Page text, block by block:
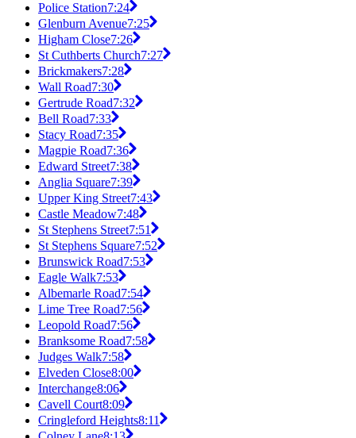
Police Station7:24
Glenburn Avenue7:25
Higham Close7:26
St Cuthberts Church7:27
Brickmakers7:28
Wall Road7:30
Gertrude Road7:32
Bell Road7:33
Stacy Road7:35
Magpie Road7:36
Edward Street7:38
Anglia Square7:39
Upper King Street7:43
Castle Meadow7:48
St Stephens Street7:51
St Stephens Square7:52
Brunswick Road7:53
Eagle Walk7:53
Albemarle Road7:54
Lime Tree Road7:56
Leopold Road7:56
Branksome Road7:58
Judges Walk7:58
Elveden Close8:00
Interchange8:06
Cavell Court8:09
Cringleford Heights8:11